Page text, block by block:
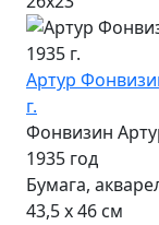
Артур
г.
Фонвизин
1935 год
Бумага,
43,5 х 46 см